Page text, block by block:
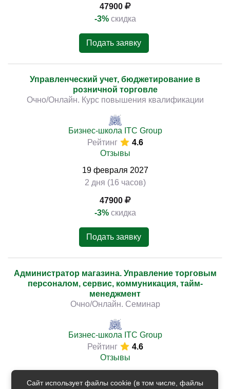
47900
-3% скидка
Подать заявку
Управленческий учет, бюджетирование в
розничной торговле
Очно/Онлайн. Курс повышения квалификации
Бизнес-школа ITC Group
Рейтинг
4.6
Отзывы
19 февраля 2027
2 дня (16 часов)
47900
-3% скидка
Подать заявку
Администратор магазина. Управление торговым
персоналом, сервис, коммуникация, тайм-
менеджмент
Очно/Онлайн. Семинар
Бизнес-школа ITC Group
Рейтинг
4.6
Отзывы
2 дня (16 часов)
Сайт использует файлы cookie (в том числе, файлы